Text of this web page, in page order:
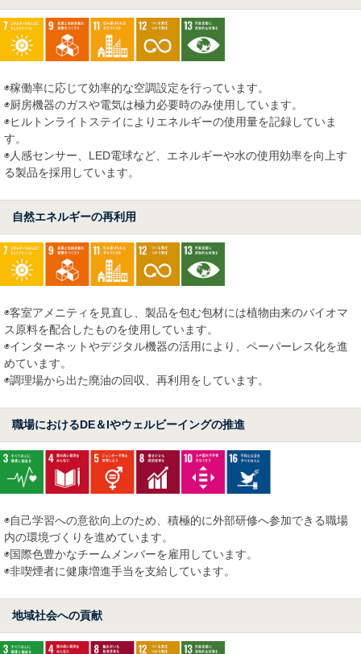
◉稼働率に応じて効率的な空調設定を行っています。
◉厨房機器のガスや電気は極力必要時のみ使用しています。
◉ヒルトンライトステイによりエネルギーの使用量を記録していま
す。
◉人感センサー、LED電球など、エネルギーや水の使用効率を向上す
る製品を採用しています。
自然エネルギーの再利用
◉客室アメニティを見直し、製品を包む包材には植物由来のバイオマ
ス原料を配合したものを使用しています。
◉インターネットやデジタル機器の活用により、ペーパーレス化を進
めています。
◉調理場から出た廃油の回収、再利用をしています。
職場におけるDE＆Iやウェルビーイングの推進
◉自己学習への意欲向上のため、積極的に外部研修へ参加できる職場
内の環境づくりを進めています。
◉国際色豊かなチームメンバーを雇用しています。
◉非喫煙者に健康増進手当を支給しています。
地域社会への貢献